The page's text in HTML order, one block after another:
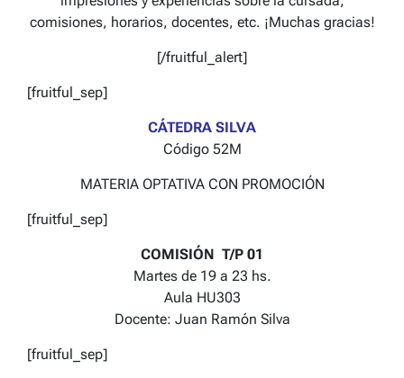
comisiones, horarios, docentes, etc. ¡Muchas gracias!
[/fruitful_alert]
[fruitful_sep]
CÁTEDRA SILVA
Código 52M
MATERIA OPTATIVA CON PROMOCIÓN
[fruitful_sep]
COMISIÓN T/P 01
Martes de 19 a 23 hs.
Aula HU303
Docente: Juan Ramón Silva
[fruitful_sep]